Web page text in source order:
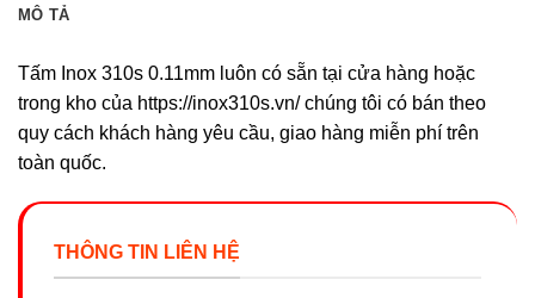
MÔ TẢ
Tấm Inox 310s 0.11mm luôn có sẵn tại cửa hàng hoặc
trong kho của https://inox310s.vn/ chúng tôi có bán theo
quy cách khách hàng yêu cầu, giao hàng miễn phí trên
toàn quốc.
THÔNG TIN LIÊN HỆ